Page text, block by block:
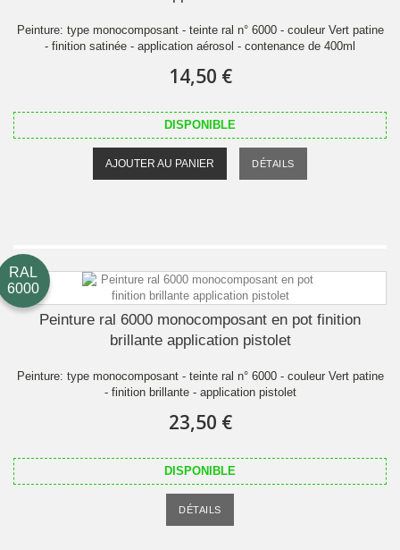
Peinture: type monocomposant - teinte ral n° 6000 - couleur Vert patine
- finition satinée - application aérosol - contenance de 400ml
14,50 €
DISPONIBLE
AJOUTER AU PANIER DÉTAILS
RAL
6000
Peinture ral 6000 monocomposant en pot finition
brillante application pistolet
Peinture: type monocomposant - teinte ral n° 6000 - couleur Vert patine
- finition brillante - application pistolet
23,50 €
DISPONIBLE
DÉTAILS